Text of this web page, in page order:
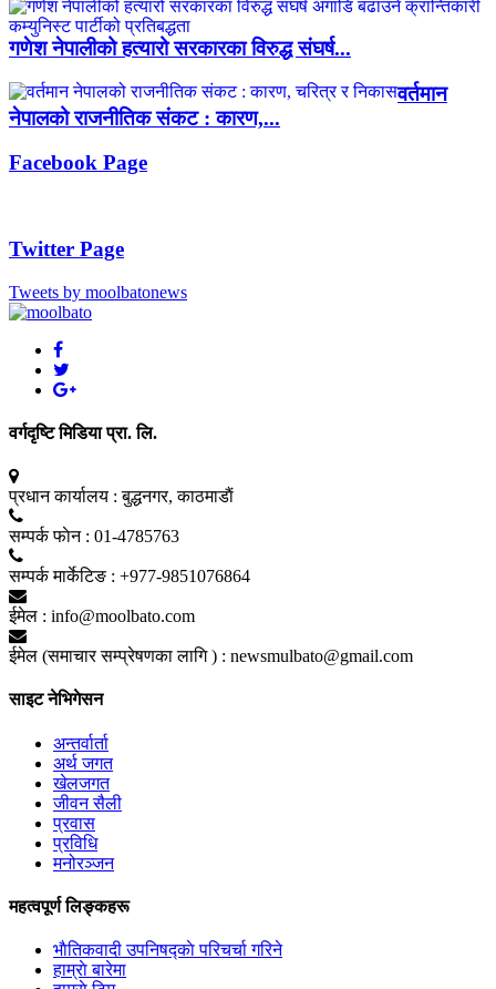
गणेश नेपालीको हत्यारो सरकारका विरुद्ध संघर्ष...
वर्तमान
नेपालको राजनीतिक संकट : कारण,...
Facebook Page
Twitter Page
Tweets by moolbatonews
वर्गदृष्टि मिडिया प्रा. लि.
प्रधान कार्यालय : बुद्धनगर, काठमाडाैं
सम्पर्क फाेन : 01-4785763
सम्पर्क मार्केटिङ : +977-9851076864
ईमेल : info@moolbato.com
ईमेल (समाचार सम्प्रेषणका लागि ) : newsmulbato@gmail.com
साइट नेभिगेसन
अन्तर्वार्ता
अर्थ जगत
खेलजगत
जीवन सैली
प्रवास
प्रविधि
मनोरञ्जन
महत्वपूर्ण लिङ्कहरू
भाैतिकवादी उपनिषद्काे परिचर्चा गरिने
हाम्राे बारेमा